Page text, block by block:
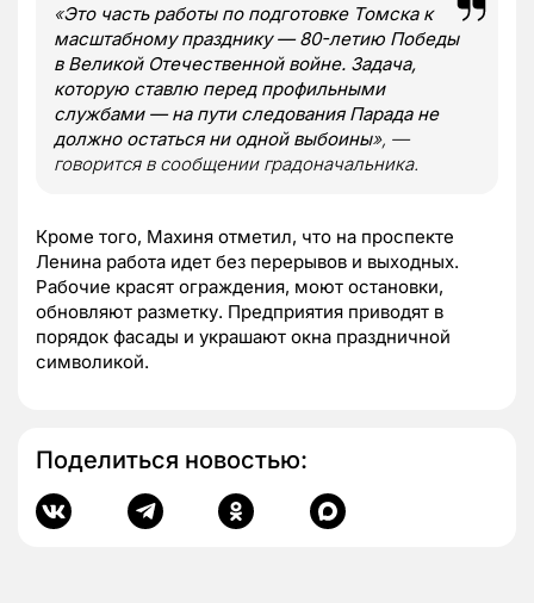
«Это часть работы по подготовке Томска к
масштабному празднику — 80-летию Победы
в Великой Отечественной войне. Задача,
которую ставлю перед профильными
службами — на пути следования Парада не
должно остаться ни одной выбоины», —
говорится в сообщении градоначальника.
Кроме того, Махиня отметил, что на проспекте
Ленина работа идет без перерывов и выходных.
Рабочие красят ограждения, моют остановки,
обновляют разметку. Предприятия приводят в
порядок фасады и украшают окна праздничной
символикой.
Поделиться новостью: